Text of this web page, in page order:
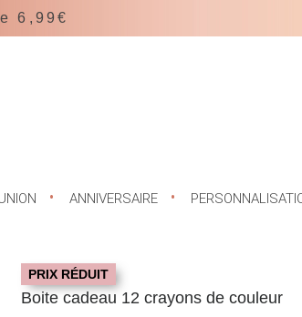
6,99€
ANNIVERSAIRE
PRIX RÉDUIT
Boite cadeau 12 crayons de couleur